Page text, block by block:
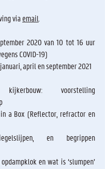
viaemail
2020 van 10 tot 16 uur
COVID-19)
april en september 2021
kijkerbouw: voorstelling
in a Box (Reflector, refractor en
en begrippen
en wat is ‘slumpen’